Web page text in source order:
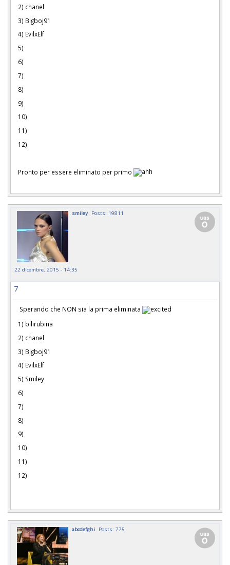
2) chanel
3) Bigboj91
4) EvilxElf
5)
6)
7)
8)
9)
10)
11)
12)
Pronto per essere eliminato per primo
smiley Posts: 19811
22 dicembre, 2015 - 14:35
7
Sperando che NON sia la prima eliminata
1) bilirubina
2) chanel
3) Bigboj91
4) EvilxElf
5) Smiley
6)
7)
8)
9)
10)
11)
12)
abcdefghi Posts: 775